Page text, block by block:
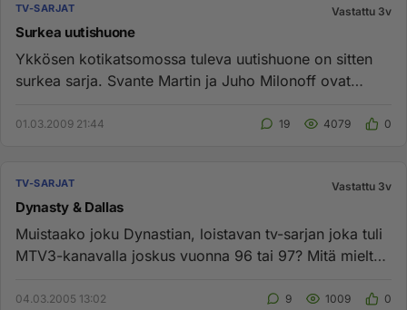
TV-SARJAT Vastattu 3v
Surkea uutishuone
Ykkösen kotikatsomossa tuleva uutishuone on sitten
surkea sarja. Svante Martin ja Juho Milonoff ovat
01.03.2009 21:44 19 4079 0
TV-SARJAT Vastattu 3v
Dynasty & Dallas
Muistaako joku Dynastian, loistavan tv-sarjan joka tuli
MTV3-kanavalla joskus vuonna 96 tai 97? Mitä mieltä
04.03.2005 13:02 9 1009 0